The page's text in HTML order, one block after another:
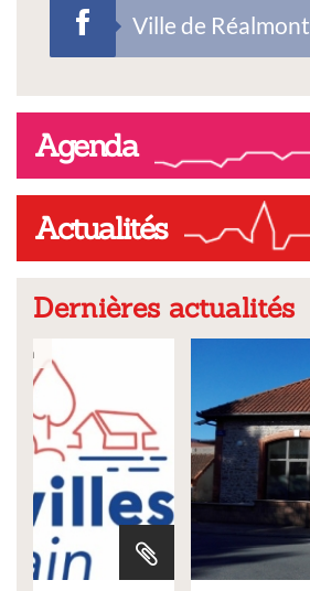
Ville de Réalmont
Agenda
Actualités
Dernières actualités